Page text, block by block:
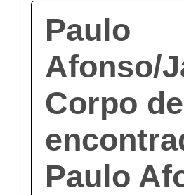
Paulo
Afonso/
Corpo
Paulo